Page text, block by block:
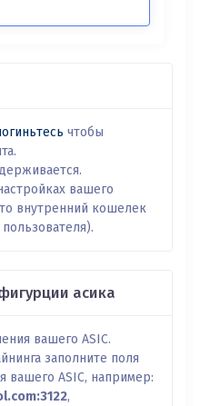
чтобы
вашего
внутренний кошелек
асика
вашего ASIC.
заполните поля
вашего ASIC, например:
,